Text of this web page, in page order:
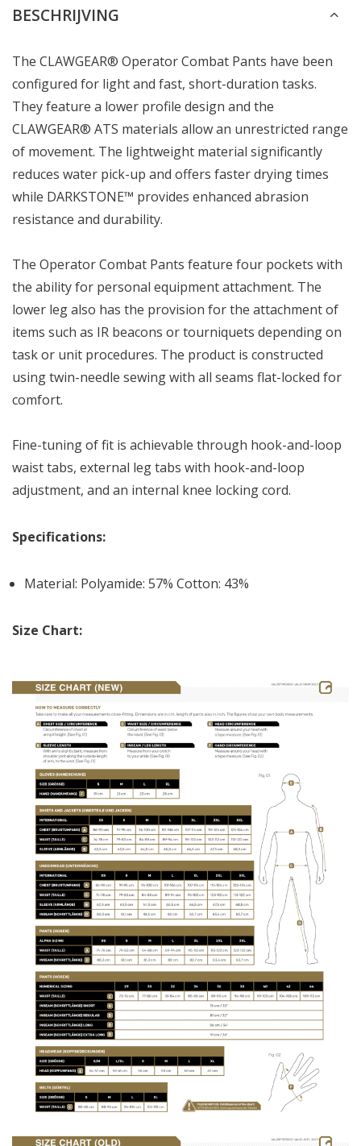
BESCHRIJVING
The CLAWGEAR® Operator Combat Pants have been
configured for light and fast, short-duration tasks.
They feature a lower profile design and the
CLAWGEAR® ATS materials allow an unrestricted range
of movement. The lightweight material significantly
reduces water pick-up and offers faster drying times
while DARKSTONE™ provides enhanced abrasion
resistance and durability.
The Operator Combat Pants feature four pockets with
the ability for personal equipment attachment. The
lower leg also has the provision for the attachment of
items such as IR beacons or tourniquets depending on
task or unit procedures. The product is constructed
using twin-needle sewing with all seams flat-locked for
comfort.
Fine-tuning of fit is achievable through hook-and-loop
waist tabs, external leg tabs with hook-and-loop
adjustment, and an internal knee locking cord.
Specifications:
Material: Polyamide: 57% Cotton: 43%
Size Chart: